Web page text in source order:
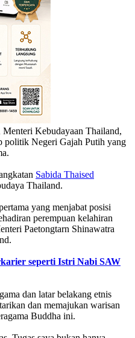
Menteri Kebudayaan Thailand,
politik Negeri Gajah Putih yang
Sabida Thaised
Thailand.
yang menjabat posisi
perempuan kelahiran
Paetongtarn Shinawatra
seperti Istri Nabi SAW
dan latar belakang etnis
dan memajukan warisan
Buddha ini.